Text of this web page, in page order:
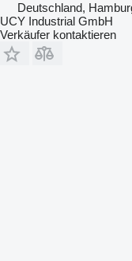
Deutschland,
UCY Industrial GmbH
Verkäufer kontaktieren